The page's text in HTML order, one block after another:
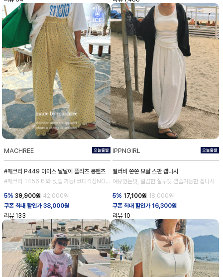
MACHREE
#매크리 P449 아이스 날날이 플리츠 롱팬츠
#매크리 T456 티와 셋업 가능! 코디걱정NO
5% 39,900원 42,000원
쿠폰 최대 할인가 38,000원
리뷰 133
IPPNGIRL
벨러비 쫀쫀 모달 스판 캡나시
여유있는핏, 깔끔한 실루엣 연출가능한 캡나시
5% 17,100원 18,000원
쿠폰 최대 할인가 16,300원
리뷰 10